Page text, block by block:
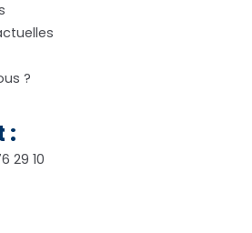
?
:
29 10